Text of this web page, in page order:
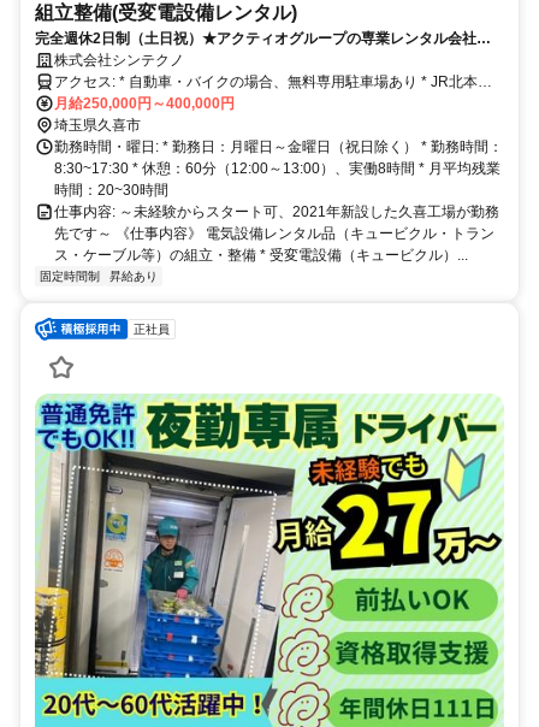
組立整備(受変電設備レンタル)
完全週休2日制（土日祝）★アクティオグループの専業レンタル会社★
未経験歓迎
株式会社シンテクノ
アクセス: * 自動車・バイクの場合、無料専用駐車場あり * JR北本駅
から乗合自動車による通勤あり * JR桶川駅・北本駅から車15分、朝
日バス「栢間小学校入口」から徒歩25分
月給250,000円～400,000円
埼玉県久喜市
勤務時間・曜日: * 勤務日：月曜日～金曜日（祝日除く） * 勤務時間：
8:30~17:30 * 休憩：60分（12:00～13:00）、実働8時間 * 月平均残業
時間：20~30時間
仕事内容: ～未経験からスタート可、2021年新設した久喜工場が勤務
先です～ 《仕事内容》 電気設備レンタル品（キュービクル・トラン
ス・ケーブル等）の組立・整備 * 受変電設備（キュービクル）...
固定時間制 昇給あり
正社員